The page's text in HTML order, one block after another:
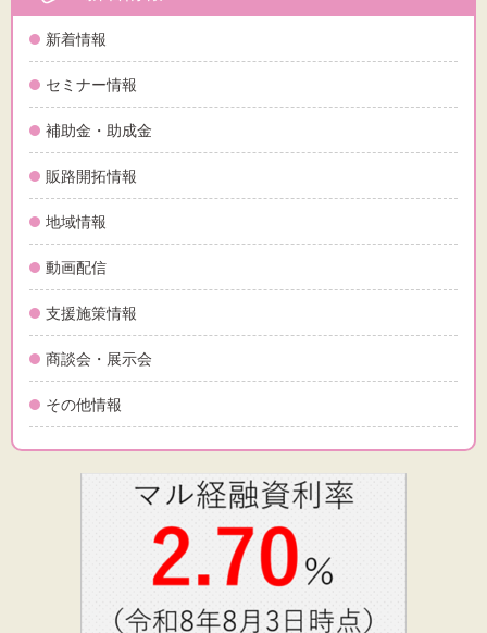
新着情報
セミナー情報
補助金・助成金
販路開拓情報
地域情報
動画配信
支援施策情報
商談会・展示会
その他情報